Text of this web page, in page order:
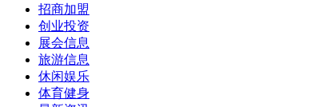
招商加盟
创业投资
展会信息
旅游信息
休闲娱乐
体育健身